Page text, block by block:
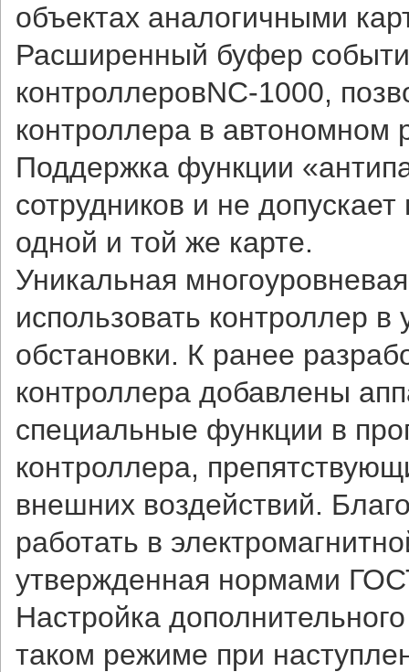
объектах аналогичными
Расширенный буфер
контроллеровNC-1000,
контроллера в автономном
Поддержка функции
сотрудников и не
одной и той же карте.
Уникальная
использовать контроллер
обстановки. К ранее
контроллера добавлены
специальные функции в
контроллера,
внешних воздействий.
работать в
утвержденная нормами
Настройка
таком режиме при